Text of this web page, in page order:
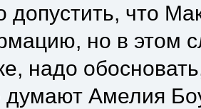
допустить, что
но в этом
надо
думают Амелия